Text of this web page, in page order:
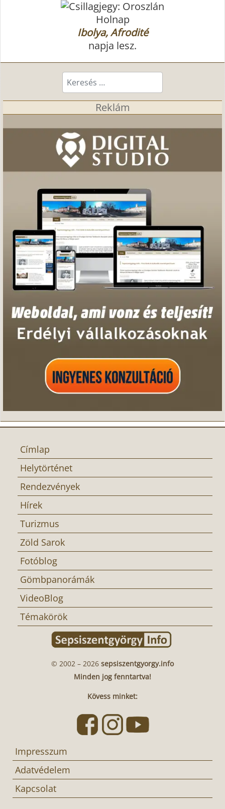
Holnap
Ibolya, Afrodité
napja lesz.
Keresés...
Reklám
Címlap
Helytörténet
Rendezvények
Hírek
Turizmus
Zöld Sarok
Fotóblog
Gömbpanorámák
VideoBlog
Témakörök
© 2002 – 2026 sepsiszentgyorgy.info
Minden jog fenntartva!
Kövess minket:
Impresszum
Adatvédelem
Kapcsolat